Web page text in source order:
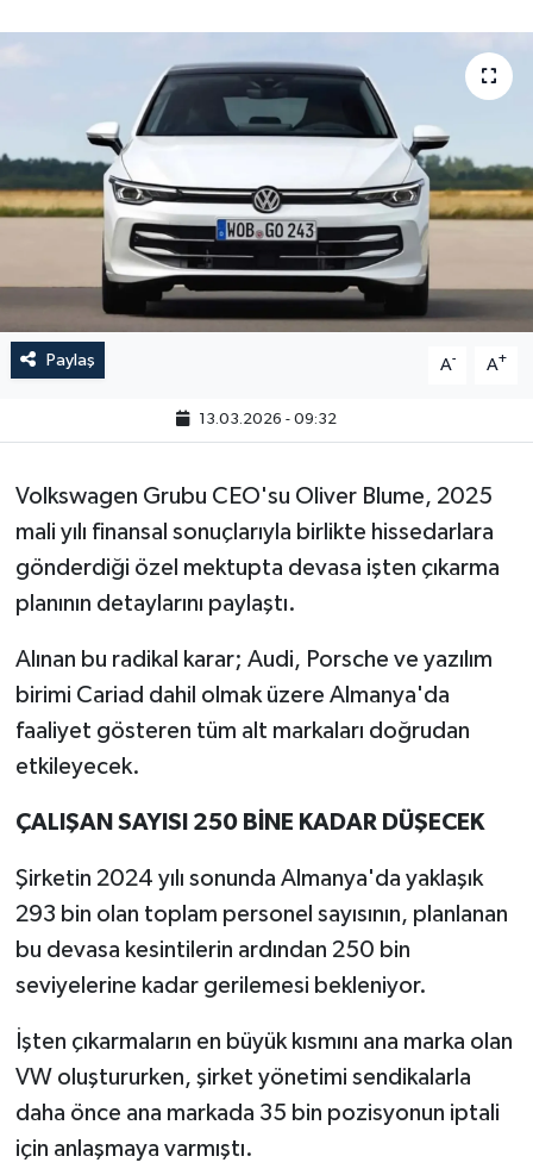
Paylaş A- A+
13.03.2026 - 09:32
Volkswagen Grubu CEO'su Oliver Blume, 2025
mali yılı finansal sonuçlarıyla birlikte hissedarlara
gönderdiği özel mektupta devasa işten çıkarma
planının detaylarını paylaştı.
Alınan bu radikal karar; Audi, Porsche ve yazılım
birimi Cariad dahil olmak üzere Almanya'da
faaliyet gösteren tüm alt markaları doğrudan
etkileyecek.
ÇALIŞAN SAYISI 250 BİNE KADAR DÜŞECEK
Şirketin 2024 yılı sonunda Almanya'da yaklaşık
293 bin olan toplam personel sayısının, planlanan
bu devasa kesintilerin ardından 250 bin
seviyelerine kadar gerilemesi bekleniyor.
İşten çıkarmaların en büyük kısmını ana marka olan
VW oluştururken, şirket yönetimi sendikalarla
daha önce ana markada 35 bin pozisyonun iptali
için anlaşmaya varmıştı.